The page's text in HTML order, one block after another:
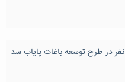
اشتغال مستقیم ۱۷۲۰ نفر در طرح توسعه باغات پایاب سد